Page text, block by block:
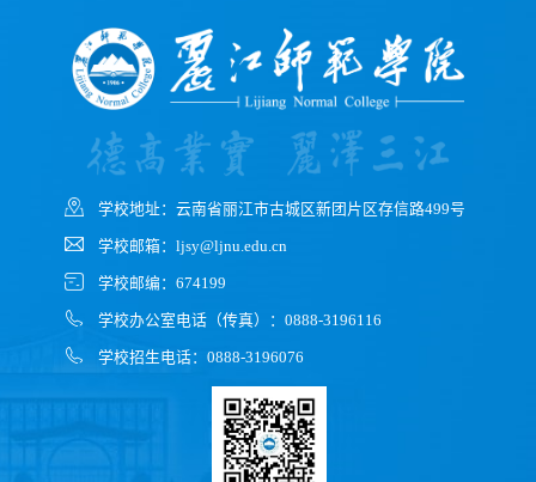
学校地址：云南省丽江市古城区新团片区存信路499号
学校邮箱：ljsy@ljnu.edu.cn
学校邮编：674199
学校办公室电话（传真）：0888-3196116
学校招生电话：0888-3196076